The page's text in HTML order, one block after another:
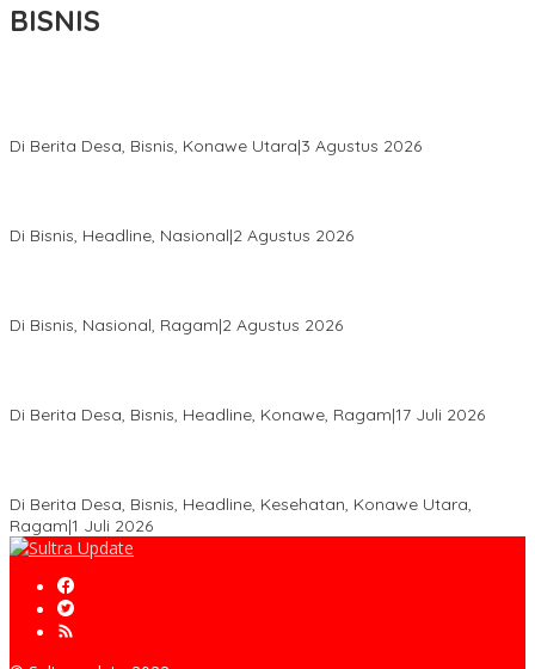
BISNIS
Di Berita Desa, Bisnis, Konawe Utara|3 Agustus 2026
Di Bisnis, Headline, Nasional|2 Agustus 2026
Di Bisnis, Nasional, Ragam|2 Agustus 2026
Di Berita Desa, Bisnis, Headline, Konawe, Ragam|17 Juli 2026
Di Berita Desa, Bisnis, Headline, Kesehatan, Konawe Utara,
Ragam|1 Juli 2026